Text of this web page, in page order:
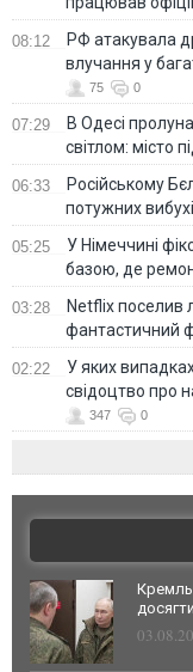
08:12
РФ атакувала
влучання у
75 0
07:29
В Одесі
світлом: місто
06:33
Російському
потужних
05:25
У Німеччині
базою, де
03:28
Netflix поселив
фантастичний
02:22
У яких
свідоцтво про
347 0
Кремль